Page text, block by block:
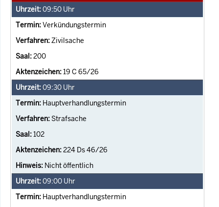
09:50 Uhr
Verkündungstermin
Zivilsache
200
19 C 65/26
09:30 Uhr
Hauptverhandlungstermin
Strafsache
102
224 Ds 46/26
Nicht öffentlich
09:00 Uhr
Hauptverhandlungstermin